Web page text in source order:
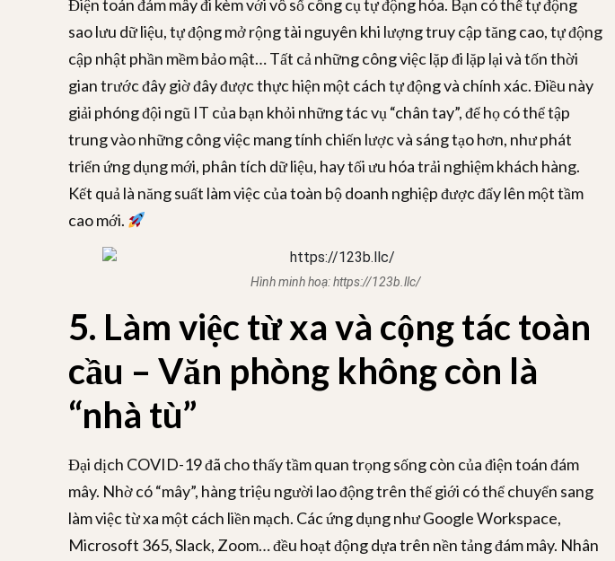
Điện toán đám mây đi kèm với vô số công cụ tự động hóa. Bạn có thể tự động
sao lưu dữ liệu, tự động mở rộng tài nguyên khi lượng truy cập tăng cao, tự động
cập nhật phần mềm bảo mật… Tất cả những công việc lặp đi lặp lại và tốn thời
gian trước đây giờ đây được thực hiện một cách tự động và chính xác. Điều này
giải phóng đội ngũ IT của bạn khỏi những tác vụ “chân tay”, để họ có thể tập
trung vào những công việc mang tính chiến lược và sáng tạo hơn, như phát
triển ứng dụng mới, phân tích dữ liệu, hay tối ưu hóa trải nghiệm khách hàng.
Kết quả là năng suất làm việc của toàn bộ doanh nghiệp được đẩy lên một tầm
cao mới.
Hình minh hoạ:https://123b.llc/
5. Làm việc từ xa và cộng tác toàn
cầu – Văn phòng không còn là
“nhà tù”
Đại dịch COVID-19 đã cho thấy tầm quan trọng sống còn của điện toán đám
mây. Nhờ có “mây”, hàng triệu người lao động trên thế giới có thể chuyển sang
làm việc từ xa một cách liền mạch. Các ứng dụng như Google Workspace,
Microsoft 365, Slack, Zoom… đều hoạt động dựa trên nền tảng đám mây. Nhân